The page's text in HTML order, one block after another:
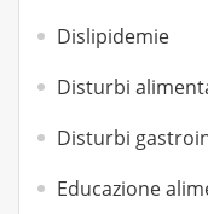
Dislipidemie
Disturbi
Disturbi
Educazione